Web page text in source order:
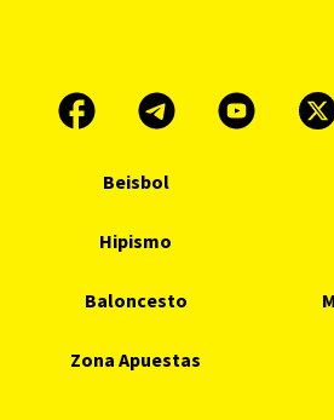
Beisbol
Hipismo
Baloncesto
Zona Apuestas